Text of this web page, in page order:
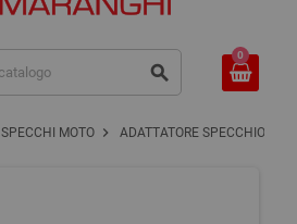
search
0
SPECCHI MOTO chevron_right ADATTATORE SPECCHIO